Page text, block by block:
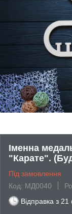
Іменна
"Карате".
Під замовлення
Код: МД0040
Відправка з 21